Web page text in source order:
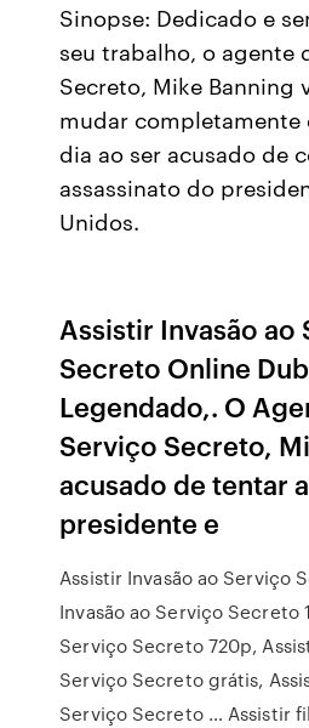
Sinopse: Dedicado e
seu trabalho, o agente
Secreto, Mike Banning
mudar completamente
dia ao ser acusado de
assassinato do
Unidos.
Assistir Invasão ao
Secreto Online
Legendado,. O
Serviço Secreto,
acusado de tentar
presidente e
Assistir Invasão ao Serviço
Invasão ao Serviço Secreto
Serviço Secreto 720p,
Serviço Secreto grátis,
Serviço Secreto … Assistir